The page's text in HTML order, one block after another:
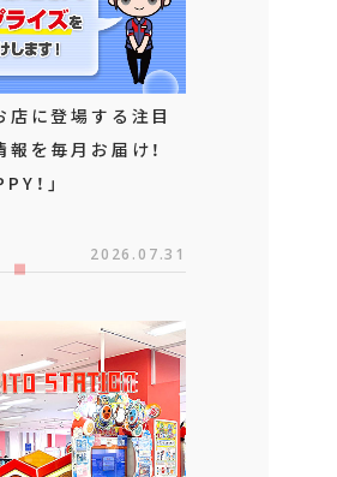
店に登場する注目
を毎月お届け！
！」
2026.07.31